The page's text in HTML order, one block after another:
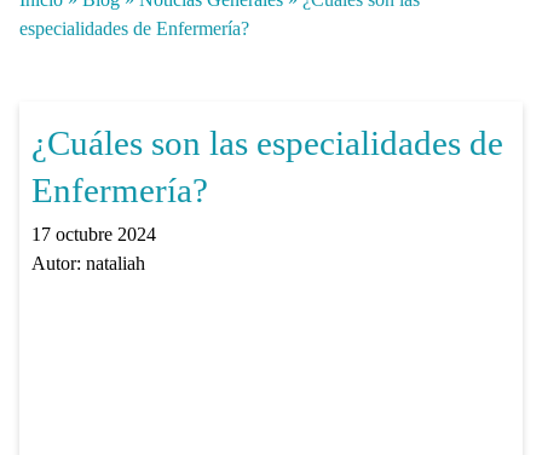
especialidades de Enfermería?
¿Cuáles son las especialidades de
Enfermería?
17 octubre 2024
Autor: nataliah